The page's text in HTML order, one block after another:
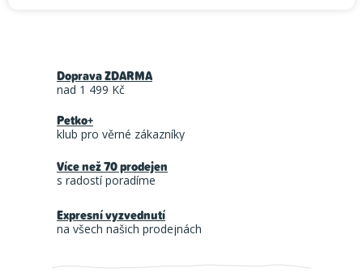
Doprava ZDARMA
nad 1 499 Kč
Petko+
klub pro věrné zákazníky
Více než 70 prodejen
s radostí poradíme
Expresní vyzvednutí
na všech našich prodejnách